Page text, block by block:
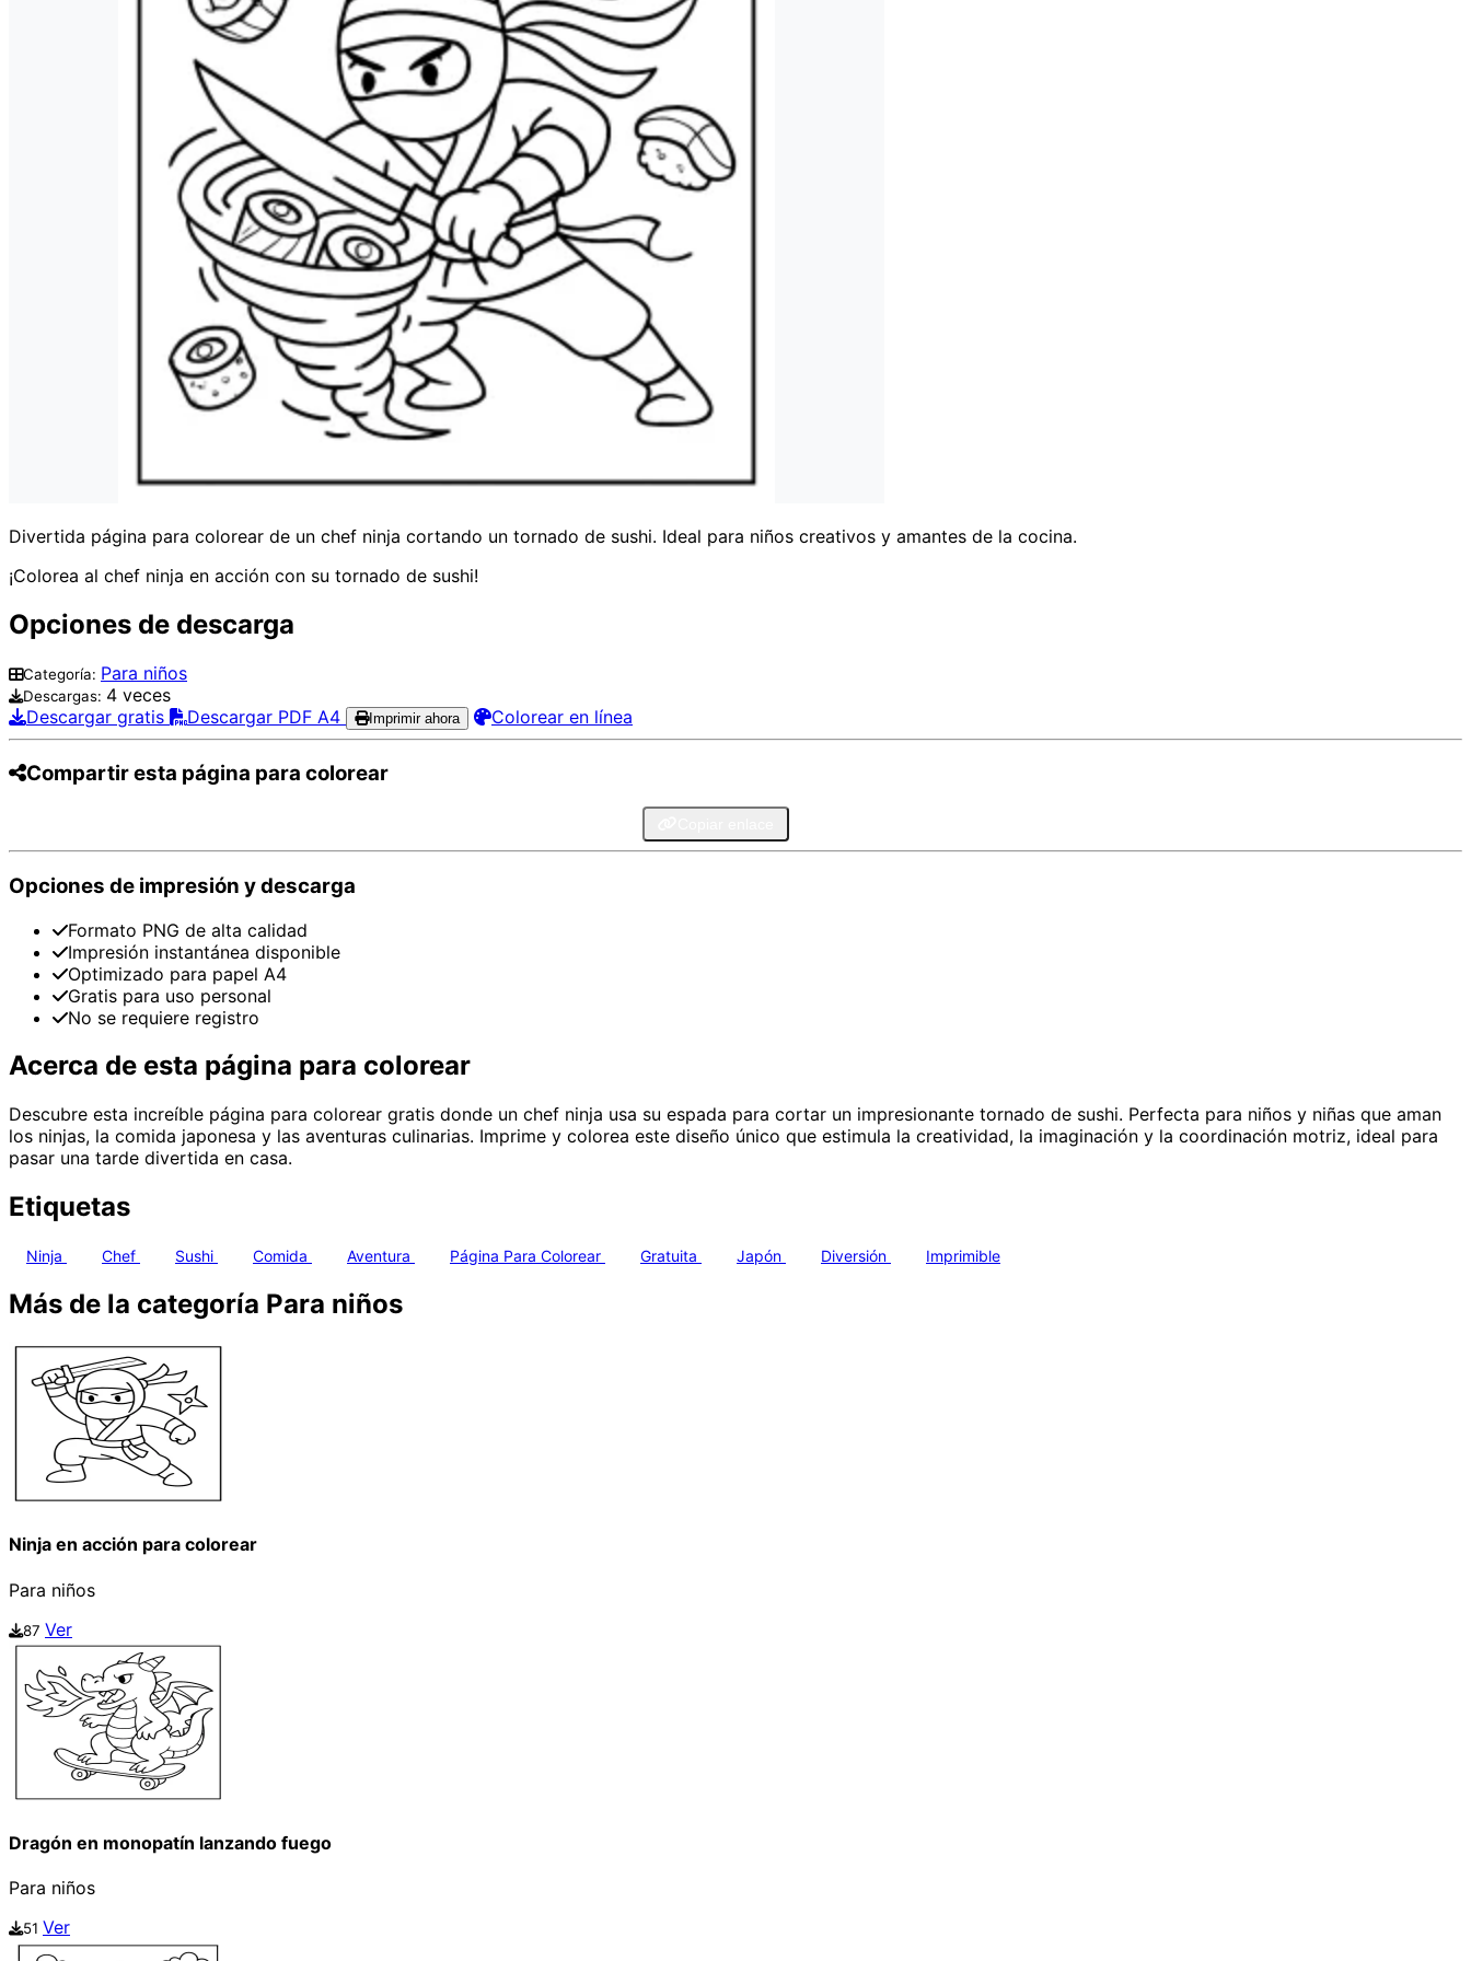
Divertida página para colorear de un chef ninja cortando un tornado de sushi. Ideal para niños creativos y amantes de la cocina.
¡Colorea al chef ninja en acción con su tornado de sushi!
Opciones de descarga
Categoría: Para niños
Descargas: 4 veces
Descargar gratis
Descargar PDF A4 Imprimir ahora Colorear en línea
Compartir esta página para colorear
Opciones de impresión y descarga
Formato PNG de alta calidad
Impresión instantánea disponible
Optimizado para papel A4
Gratis para uso personal
No se requiere registro
Acerca de esta página para colorear
Descubre esta increíble página para colorear gratis donde un chef ninja usa su espada para cortar un impresionante tornado de sushi. Perfecta para niños y niñas que aman
los ninjas, la comida japonesa y las aventuras culinarias. Imprime y colorea este diseño único que estimula la creatividad, la imaginación y la coordinación motriz, ideal para
pasar una tarde divertida en casa.
Etiquetas
Ninja Chef Sushi Comida Aventura Página Para Colorear Gratuita Japón Diversión Imprimible
Más de la categoría Para niños
Ninja en acción para colorear
Para niños
87 Ver
Dragón en monopatín lanzando fuego
Para niños
51 Ver